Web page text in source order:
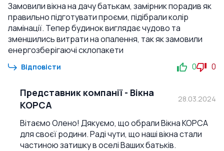
Замовили вікна на дачу батькам, замірник порадив як
правильно підготувати проєми, підібрали колір
ламінації. Тепер будинок виглядає чудово та
зменшились витрати на опалення, так як замовили
енергозберігаючі склопакети
Відповісти 0 0
Представник компанії - Вікна
КОРСА
28.03.2024
Вітаємо Олено! Дякуємо, що обрали Вікна КОРСА
для своєї родини. Раді чути, що наші вікна стали
частиною затишку в оселі Ваших батьків.